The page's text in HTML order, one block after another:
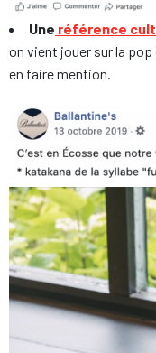
Une référence
on vient jouer sur la
en faire mention.